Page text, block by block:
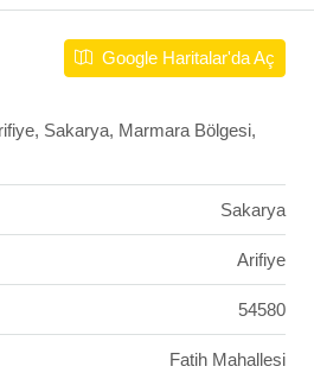
Google Haritalar'da Aç
Sakarya, Marmara Bölgesi,
Sakarya
Arifiye
54580
Fatih Mahallesi